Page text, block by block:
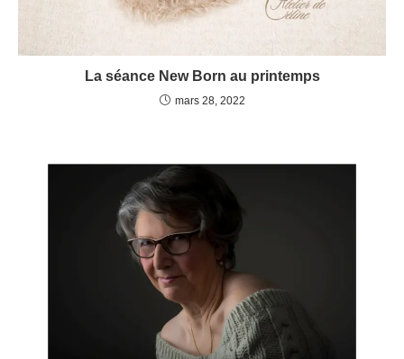
La séance New Born au printemps
mars 28, 2022